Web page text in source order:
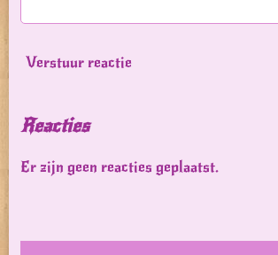
Verstuur reactie
Reacties
Er zijn geen reacties geplaatst.